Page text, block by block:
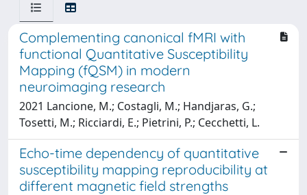
Complementing canonical fMRI with
functional Quantitative Susceptibility
Mapping (fQSM) in modern
neuroimaging research
2021 Lancione, M.; Costagli, M.; Handjaras, G.;
Tosetti, M.; Ricciardi, E.; Pietrini, P.; Cecchetti, L.
Echo-time dependency of quantitative
susceptibility mapping reproducibility at
different magnetic field strengths